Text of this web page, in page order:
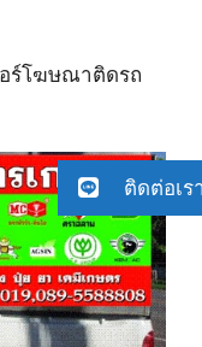
ร์โฆษณาติดรถ
ติดต่อเร